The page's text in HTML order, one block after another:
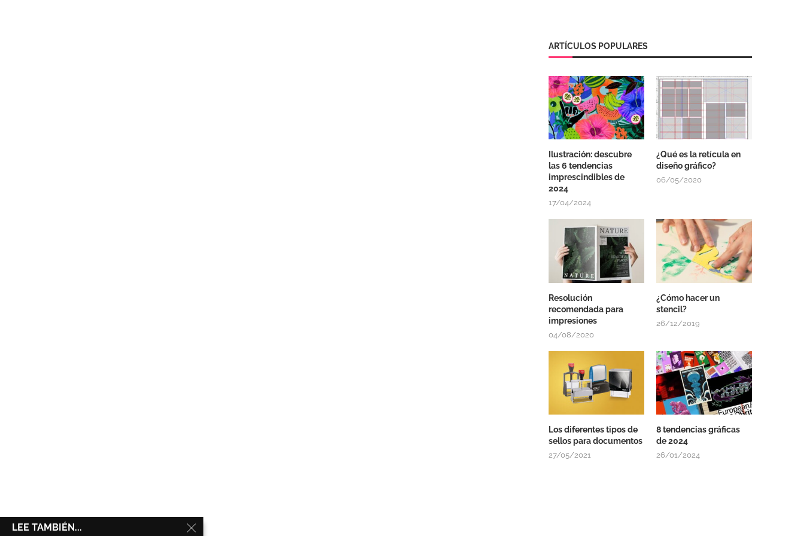
ARTÍCULOS POPULARES
Ilustración: descubre
las 6 tendencias
imprescindibles de
2024
17/04/2024
¿Qué es la retícula en
diseño gráfico?
06/05/2020
Resolución
recomendada para
impresiones
04/08/2020
¿Cómo hacer un
stencil?
26/12/2019
Los diferentes tipos de
sellos para documentos
27/05/2021
8 tendencias gráficas
de 2024
26/01/2024
LEE TAMBIÉN...